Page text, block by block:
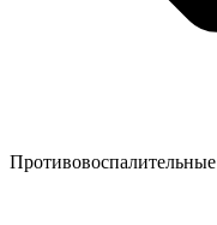
Противовоспалительные